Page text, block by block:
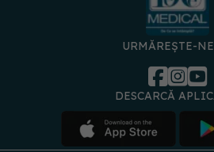
DESCARCĂ
Politica de
confidențialitate
Cookies